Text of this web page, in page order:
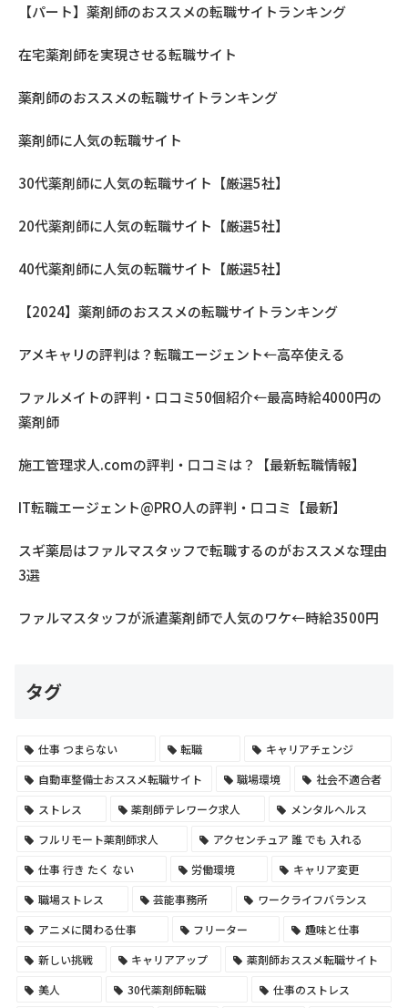
【パート】薬剤師のおススメの転職サイトランキング
在宅薬剤師を実現させる転職サイト
薬剤師のおススメの転職サイトランキング
薬剤師に人気の転職サイト
30代薬剤師に人気の転職サイト【厳選5社】
20代薬剤師に人気の転職サイト【厳選5社】
40代薬剤師に人気の転職サイト【厳選5社】
【2024】薬剤師のおススメの転職サイトランキング
アメキャリの評判は？転職エージェント←高卒使える
ファルメイトの評判・口コミ50個紹介←最高時給4000円の
薬剤師
施工管理求人.comの評判・口コミは？【最新転職情報】
IT転職エージェント@PRO人の評判・口コミ【最新】
スギ薬局はファルマスタッフで転職するのがおススメな理由
3選
ファルマスタッフが派遣薬剤師で人気のワケ←時給3500円
タグ
仕事 つまらない 転職
キャリアチェンジ
自動車整備士おススメ転職サイト
職場環境
社会不適合者
ストレス
薬剤師テレワーク求人
メンタルヘルス
フルリモート薬剤師求人
アクセンチュア 誰 でも 入れる
仕事 行き たく ない
労働環境
キャリア変更
職場ストレス
芸能事務所
ワークライフバランス
アニメに関わる仕事
フリーター
趣味と仕事
新しい挑戦
キャリアアップ
薬剤師おススメ転職サイト
美人
30代薬剤師転職
仕事のストレス